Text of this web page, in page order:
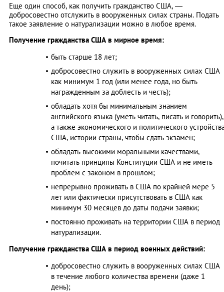
Еще один способ, как получить гражданство США, —
добросовестно отслужить в вооруженных силах страны. Подать
такое заявление о натурализации можно в любое время.
Получение гражданства США в мирное время:
быть старше 18 лет;
добросовестно служить в вооруженных силах США
как минимум 1 год (или менее года, но быть
награжденным за доблесть и честь);
обладать хотя бы минимальным знанием
английского языка (уметь читать, писать и говорить),
а также экономического и политического
США, истории страны, чтобы сдать экзамен;
обладать высокими моральными качествами,
почитать принципы Конституции США и не иметь
проблем с законом в прошлом;
непрерывно проживать в США по крайней мере 5
лет или фактически присутствовать в США как
минимум 30 месяцев до даты подачи заявки;
постоянно проживать на территории США в период
натурализации.
Получение гражданства США в период военных действий:
добросовестно служить в вооруженных силах США
в течение любого количества времени (даже 1
день);